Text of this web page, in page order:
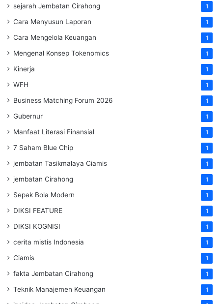
sejarah Jembatan Cirahong 1
Cara Menyusun Laporan 1
Cara Mengelola Keuangan 1
Mengenal Konsep Tokenomics 1
Kinerja 1
WFH 1
Business Matching Forum 2026 1
Gubernur 1
Manfaat Literasi Finansial 1
7 Saham Blue Chip 1
jembatan Tasikmalaya Ciamis 1
jembatan Cirahong 1
Sepak Bola Modern 1
DIKSI FEATURE 1
DIKSI KOGNISI 1
cerita mistis Indonesia 1
Ciamis 1
fakta Jembatan Cirahong 1
Teknik Manajemen Keuangan 1